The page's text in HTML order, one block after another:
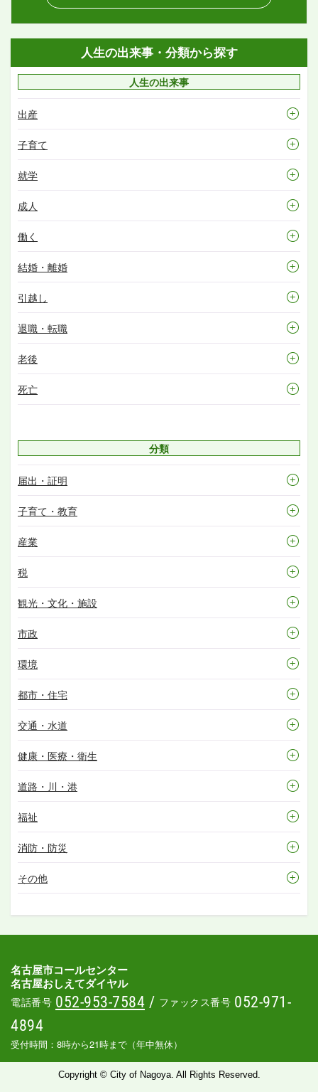
人生の出来事・分類から探す
人生の出来事
出産
子育て
就学
成人
働く
結婚・離婚
引越し
退職・転職
老後
死亡
分類
届出・証明
子育て・教育
産業
税
観光・文化・施設
市政
環境
都市・住宅
交通・水道
健康・医療・衛生
道路・川・港
福祉
消防・防災
その他
名古屋市コールセンター
名古屋おしえてダイヤル
電話番号 052-953-7584 / ファックス番号 052-971-
4894
受付時間：8時から21時まで（年中無休）
Copyright © City of Nagoya. All Rights Reserved.